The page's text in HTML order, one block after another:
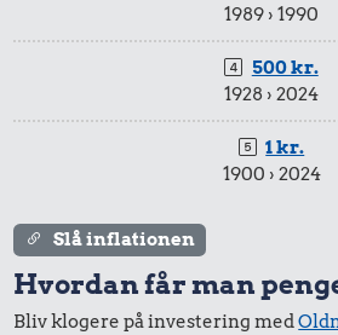
1989 › 1990
500 kr.
1928 › 2024
1 kr.
1900 › 2024
Slå inflationen
Hvordan får man
Bliv klogere på investering med